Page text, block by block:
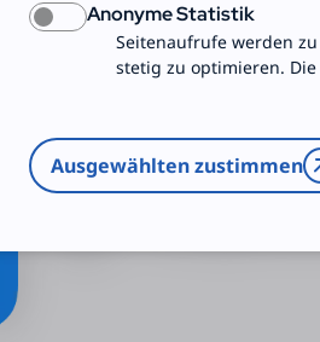
Anonyme Statistik
Seitenaufrufe werden
stetig zu optimieren.
Ausgewählten zustimmen